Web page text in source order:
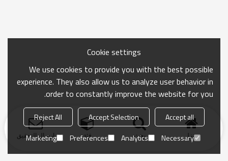
منزل بحث فئة ارسال التحقيق
Cookie settings
We use cookies to provide you with the best possible
experience. They also allow us to analyze user behavior in
order to constantly improve the website for you.
Accept all
Accept Selection
Reject All
Necessary
Analytics
Preferences
Marketing